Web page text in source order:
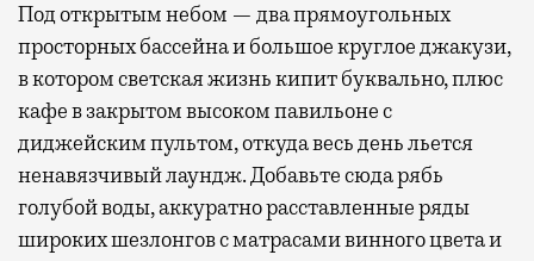
Под открытым небом — два прямоугольных
просторных бассейна и большое круглое джакузи,
в котором светская жизнь кипит буквально, плюс
кафе в закрытом высоком павильоне с
диджейским пультом, откуда весь день льется
ненавязчивый лаундж. Добавьте сюда рябь
голубой воды, аккуратно расставленные ряды
широких шезлонгов с матрасами винного цвета и